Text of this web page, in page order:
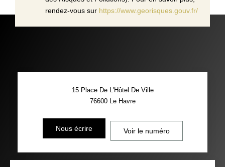
rendez-vous sur https://www.georisques.gouv.fr/
15 Place De L'Hôtel De Ville
76600 Le Havre
Nous écrire Voir le numéro